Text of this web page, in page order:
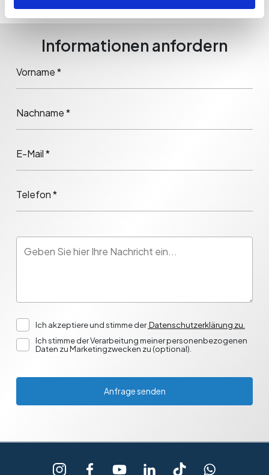
Informationen anfordern
Vorname *
Nachname *
E-Mail *
Telefon *
Ich akzeptiere und stimme derDatenschutzerklärung zu.
Ich stimme der Verarbeitung meiner personenbezogenen
Daten zu Marketingzwecken zu (optional).
Anfrage senden